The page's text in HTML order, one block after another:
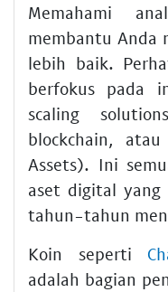
Memahami
membantu Anda
lebih baik.
berfokus pada
scaling
blockchain, atau
Assets). Ini
aset digital yang
tahun-tahun
Koin seperti
adalah bagian